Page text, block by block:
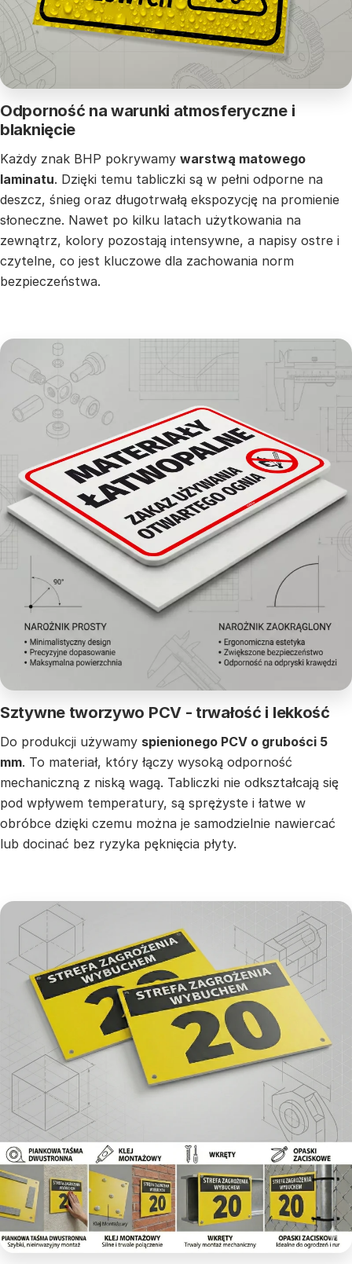
Odporność na warunki atmosferyczne i
blaknięcie
Każdy znak BHP pokrywamy warstwą matowego
laminatu. Dzięki temu tabliczki są w pełni odporne na
deszcz, śnieg oraz długotrwałą ekspozycję na promienie
słoneczne. Nawet po kilku latach użytkowania na
zewnątrz, kolory pozostają intensywne, a napisy ostre i
czytelne, co jest kluczowe dla zachowania norm
bezpieczeństwa.
Sztywne tworzywo PCV - trwałość i lekkość
Do produkcji używamy spienionego PCV o grubości 5
mm. To materiał, który łączy wysoką odporność
mechaniczną z niską wagą. Tabliczki nie odkształcają się
pod wpływem temperatury, są sprężyste i łatwe w
obróbce dzięki czemu można je samodzielnie nawiercać
lub docinać bez ryzyka pęknięcia płyty.